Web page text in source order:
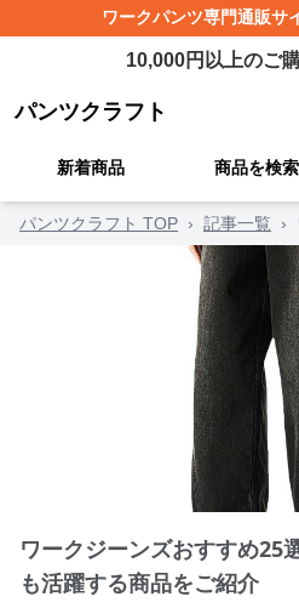
ワークパンツ専門通販サ
10,000円以上のご
パンツクラフト
新着商品 商品を検索
パンツクラフト TOP › 記事一覧 ›
ワークジーンズおすすめ25
も活躍する商品をご紹介